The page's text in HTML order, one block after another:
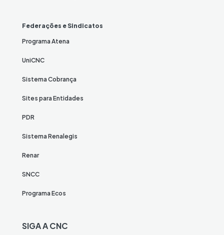
Federações e Sindicatos
Programa Atena
UniCNC
Sistema Cobrança
Sites para Entidades
PDR
Sistema Renalegis
Renar
SNCC
Programa Ecos
SIGA A CNC